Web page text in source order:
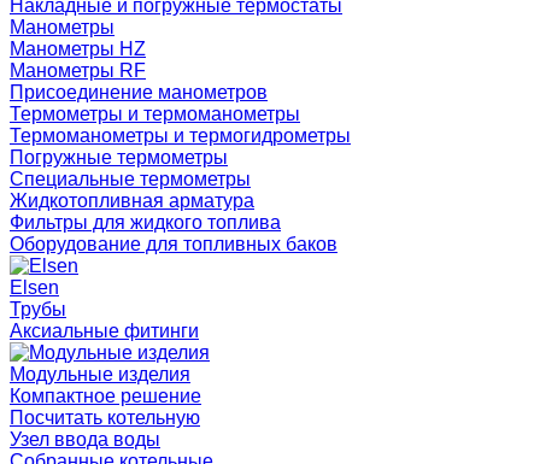
Накладные и погружные термостаты
Манометры
Манометры HZ
Манометры RF
Присоединение манометров
Термометры и термоманометры
Термоманометры и термогидрометры
Погружные термометры
Специальные термометры
Жидкотопливная арматура
Фильтры для жидкого топлива
Оборудование для топливных баков
Elsen
Трубы
Аксиальные фитинги
Модульные изделия
Компактное решение
Посчитать котельную
Узел ввода воды